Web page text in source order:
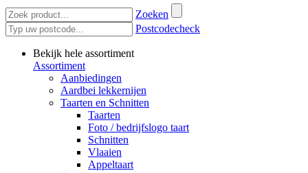
Zoeken
Postcodecheck
Bekijk hele assortiment
Assortiment
Aanbiedingen
Aardbei lekkernijen
Taarten en Schnitten
Taarten
Foto / bedrijfslogo taart
Schnitten
Vlaaien
Appeltaart